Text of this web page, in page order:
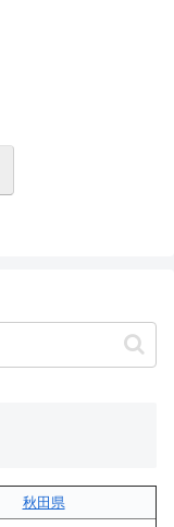
秋田県